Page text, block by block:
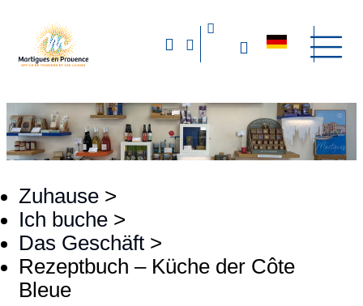
Zuhause >
Ich buche >
Das Geschäft >
Rezeptbuch – Küche der Côte
Bleue